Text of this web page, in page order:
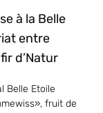
à la Belle
entre
d’Natur
Belle Etoile
fruit de